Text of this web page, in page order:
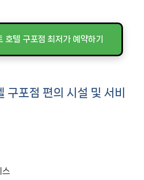
호텔 구포점 최저가 예약하기
구포점 편의 시설 및 서비